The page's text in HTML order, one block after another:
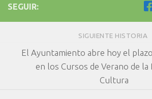
SEGUIR:
SIGUIENTE HISTORIA
El Ayuntamiento abre hoy el
en los Cursos de Verano de la
Cultura